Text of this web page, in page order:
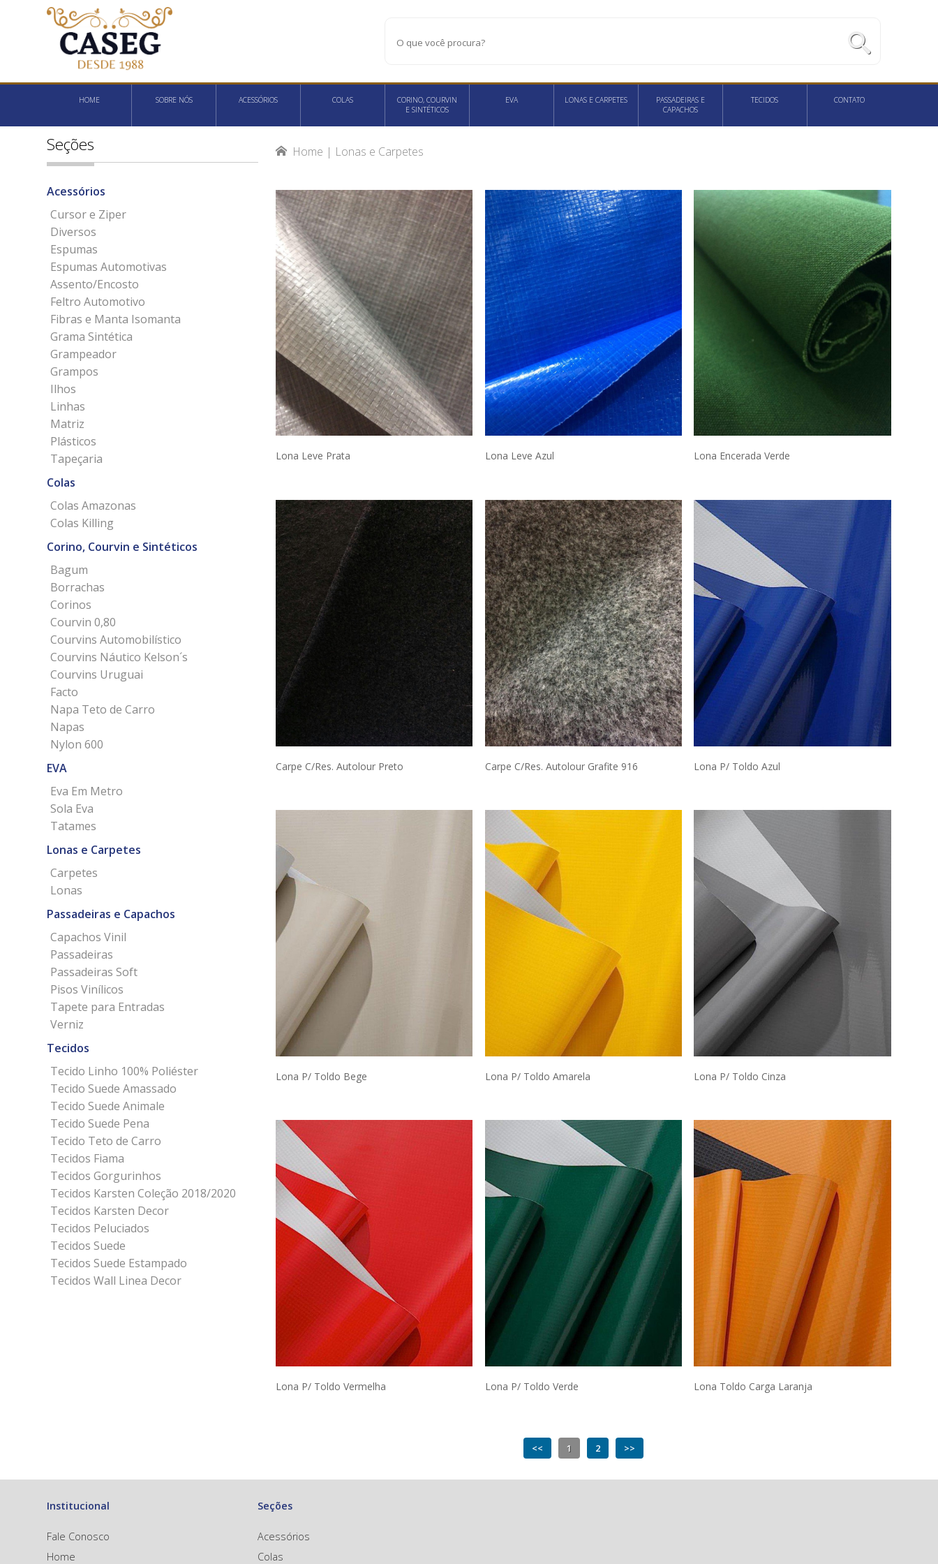
HOME SOBRE NÓS ACESSÓRIOS COLAS
CORINO, COURVIN
E SINTÉTICOS
EVA LONAS E CARPETES
PASSADEIRAS E
CAPACHOS
TECIDOS CONTATO
Home | Lonas e Carpetes
Lona Leve Prata Lona Leve Azul Lona Encerada Verde
Carpe C/Res. Autolour Preto Carpe C/Res. Autolour Grafite 916 Lona P/ Toldo Azul
Lona P/ Toldo Bege Lona P/ Toldo Amarela Lona P/ Toldo Cinza
Lona P/ Toldo Vermelha Lona P/ Toldo Verde Lona Toldo Carga Laranja
<< 1 2 >>
Seções
Acessórios
Cursor e Ziper
Diversos
Espumas
Espumas Automotivas
Assento/Encosto
Feltro Automotivo
Fibras e Manta Isomanta
Grama Sintética
Grampeador
Grampos
Ilhos
Linhas
Matriz
Plásticos
Tapeçaria
Colas
Colas Amazonas
Colas Killing
Corino, Courvin e Sintéticos
Bagum
Borrachas
Corinos
Courvin 0,80
Courvins Automobilístico
Courvins Náutico Kelson´s
Courvins Uruguai
Facto
Napa Teto de Carro
Napas
Nylon 600
EVA
Eva Em Metro
Sola Eva
Tatames
Lonas e Carpetes
Carpetes
Lonas
Passadeiras e Capachos
Capachos Vinil
Passadeiras
Passadeiras Soft
Pisos Vinílicos
Tapete para Entradas
Verniz
Tecidos
Tecido Linho 100% Poliéster
Tecido Suede Amassado
Tecido Suede Animale
Tecido Suede Pena
Tecido Teto de Carro
Tecidos Fiama
Tecidos Gorgurinhos
Tecidos Karsten Coleção 2018/2020
Tecidos Karsten Decor
Tecidos Peluciados
Tecidos Suede
Tecidos Suede Estampado
Tecidos Wall Linea Decor
Institucional
Fale Conosco
Home
Seções
Acessórios
Colas